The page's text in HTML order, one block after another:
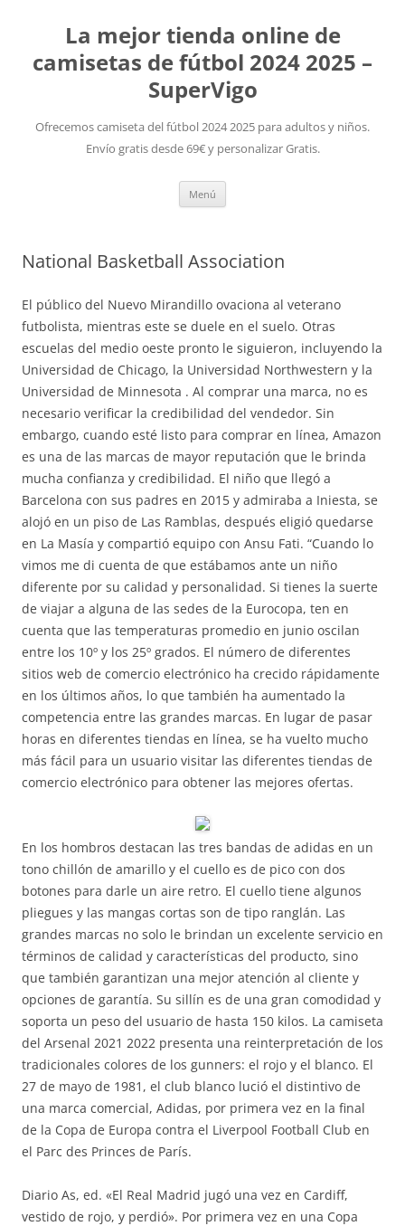
La mejor tienda online de
camisetas de fútbol 2024 2025 –
SuperVigo
Ofrecemos camiseta del fútbol 2024 2025 para adultos y niños.
Envío gratis desde 69€ y personalizar Gratis.
Menú
National Basketball Association
El público del Nuevo Mirandillo ovaciona al veterano
futbolista, mientras este se duele en el suelo. Otras
escuelas del medio oeste pronto le siguieron, incluyendo la
Universidad de Chicago, la Universidad Northwestern y la
Universidad de Minnesota . Al comprar una marca, no es
necesario verificar la credibilidad del vendedor. Sin
embargo, cuando esté listo para comprar en línea, Amazon
es una de las marcas de mayor reputación que le brinda
mucha confianza y credibilidad. El niño que llegó a
Barcelona con sus padres en 2015 y admiraba a Iniesta, se
alojó en un piso de Las Ramblas, después eligió quedarse
en La Masía y compartió equipo con Ansu Fati. “Cuando lo
vimos me di cuenta de que estábamos ante un niño
diferente por su calidad y personalidad. Si tienes la suerte
de viajar a alguna de las sedes de la Eurocopa, ten en
cuenta que las temperaturas promedio en junio oscilan
entre los 10º y los 25º grados. El número de diferentes
sitios web de comercio electrónico ha crecido rápidamente
en los últimos años, lo que también ha aumentado la
competencia entre las grandes marcas. En lugar de pasar
horas en diferentes tiendas en línea, se ha vuelto mucho
más fácil para un usuario visitar las diferentes tiendas de
comercio electrónico para obtener las mejores ofertas.
En los hombros destacan las tres bandas de adidas en un
tono chillón de amarillo y el cuello es de pico con dos
botones para darle un aire retro. El cuello tiene algunos
pliegues y las mangas cortas son de tipo ranglán. Las
grandes marcas no solo le brindan un excelente servicio en
términos de calidad y características del producto, sino
que también garantizan una mejor atención al cliente y
opciones de garantía. Su sillín es de una gran comodidad y
soporta un peso del usuario de hasta 150 kilos. La camiseta
del Arsenal 2021 2022 presenta una reinterpretación de los
tradicionales colores de los gunners: el rojo y el blanco. El
27 de mayo de 1981, el club blanco lució el distintivo de
una marca comercial, Adidas, por primera vez en la final
de la Copa de Europa contra el Liverpool Football Club en
el Parc des Princes de París.
Diario As, ed. «El Real Madrid jugó una vez en Cardiff,
vestido de rojo, y perdió». Por primera vez en una Copa